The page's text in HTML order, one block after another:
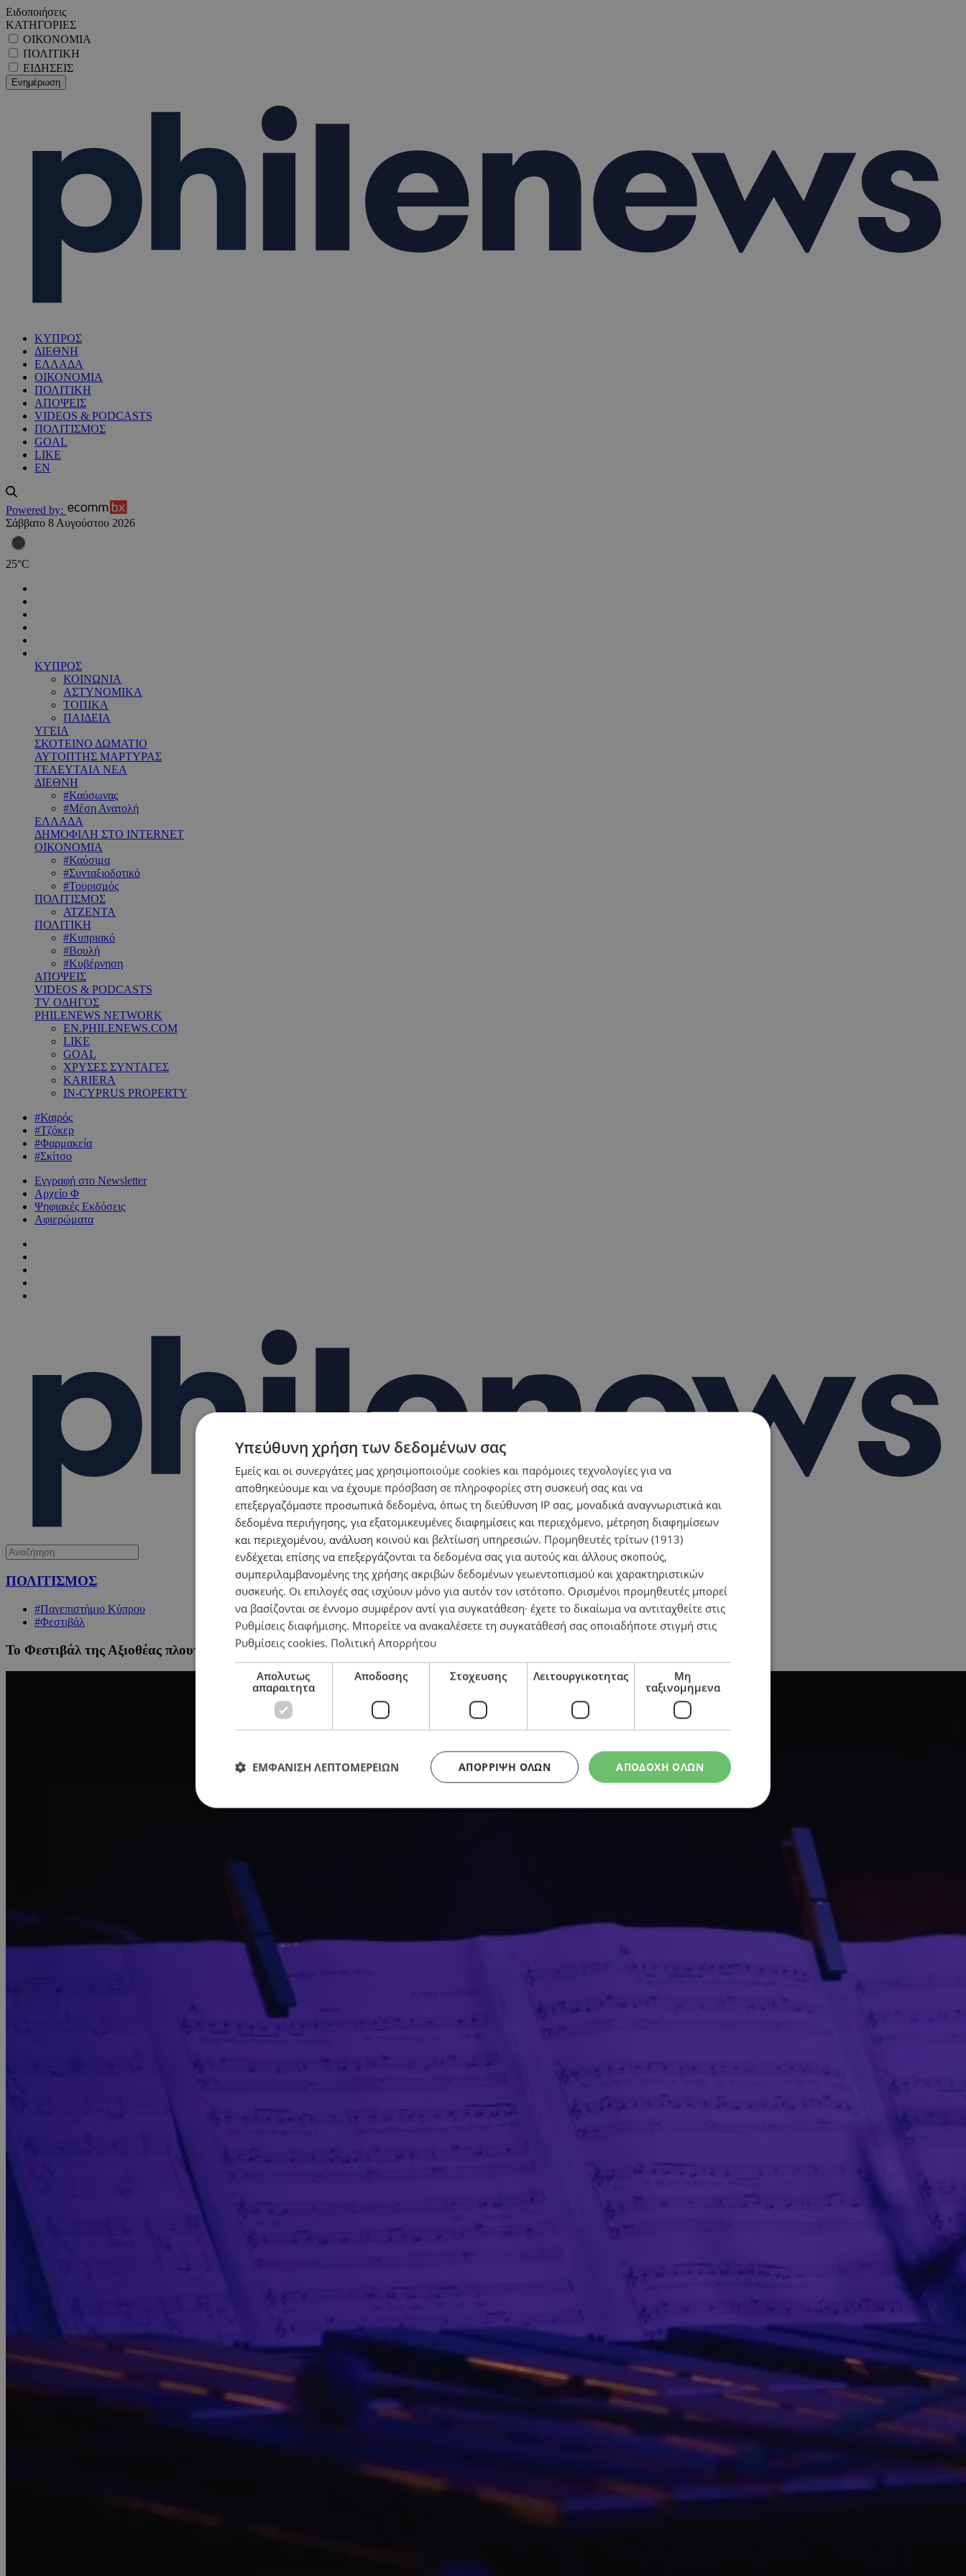
Ειδοποιήσεις
ΚΑΤΗΓΟΡΙΕΣ
ΟΙΚΟΝΟΜΙΑ
ΠΟΛΙΤΙΚΗ
ΕΙΔΗΣΕΙΣ
ΚΥΠΡΟΣ
ΔΙΕΘΝΗ
ΕΛΛΑΔΑ
ΟΙΚΟΝΟΜΙΑ
ΠΟΛΙΤΙΚΗ
ΑΠΟΨΕΙΣ
VIDEOS & PODCASTS
ΠΟΛΙΤΙΣΜΟΣ
GOAL
LIKE
EN
Powered by:
Σάββατο 8 Αυγούστου 2026
25°C
ΚΥΠΡΟΣ
ΚΟΙΝΩΝΙΑ
ΑΣΤΥΝΟΜΙΚΑ
ΤΟΠΙΚΑ
ΠΑΙΔΕΙΑ
ΥΓΕΙΑ
ΣΚΟΤΕΙΝΟ ΔΩΜΑΤΙΟ
ΑΥΤΟΠΤΗΣ ΜΑΡΤΥΡΑΣ
ΤΕΛΕΥΤΑΙΑ ΝΕΑ
ΔΙΕΘΝΗ
#Καύσωνας
#Μέση Ανατολή
ΕΛΛΑΔΑ
ΔΗΜΟΦΙΛΗ ΣΤΟ INTERNET
ΟΙΚΟΝΟΜΙΑ
#Καύσιμα
#Συνταξιοδοτικό
#Τουρισμός
ΠΟΛΙΤΙΣΜΟΣ
ΑΤΖΕΝΤΑ
ΠΟΛΙΤΙΚΗ
#Κυπριακό
#Βουλή
#Κυβέρνηση
ΑΠΟΨΕΙΣ
VIDEOS & PODCASTS
TV ΟΔΗΓΟΣ
PHILENEWS NETWORK
EN.PHILENEWS.COM
LIKE
GOAL
ΧΡΥΣΕΣ ΣΥΝΤΑΓΕΣ
KARIERA
IN-CYPRUS PROPERTY
#Καιρός
#Τζόκερ
#Φαρμακεία
#Σκίτσο
Εγγραφή στο Newsletter
Αρχείο Φ
Ψηφιακές Εκδόσεις
Αφιερώματα
ΠΟΛΙΤΙΣΜΟΣ
#Πανεπιστήμιο Κύπρου
#Φεστιβάλ
Το Φεστιβάλ της Αξιοθέας πλουτίζει για ακόμη ένα καλοκαίρι τα βράδια στη Λευκωσία
Υπεύθυνη χρήση των δεδομένων σας
Εμείς και οι συνεργάτες μας χρησιμοποιούμε cookies και παρόμοιες τεχνολογίες για να
αποθηκεύουμε και να έχουμε πρόσβαση σε πληροφορίες στη συσκευή σας και να
επεξεργαζόμαστε προσωπικά δεδομένα, όπως τη διεύθυνση IP σας, μοναδικά αναγνωριστικά και
δεδομένα περιήγησης, για εξατομικευμένες διαφημίσεις και περιεχόμενο, μέτρηση διαφημίσεων
και περιεχομένου, ανάλυση κοινού και βελτίωση υπηρεσιών. Προμηθευτές τρίτων (1913)
ενδέχεται επίσης να επεξεργάζονται τα δεδομένα σας για αυτούς και άλλους σκοπούς,
συμπεριλαμβανομένης της χρήσης ακριβών δεδομένων γεωεντοπισμού και χαρακτηριστικών
συσκευής. Οι επιλογές σας ισχύουν μόνο για αυτόν τον ιστότοπο. Ορισμένοι προμηθευτές μπορεί
να βασίζονται σε έννομο συμφέρον αντί για συγκατάθεση· έχετε το δικαίωμα να αντιταχθείτε στις
Ρυθμίσεις διαφήμισης. Μπορείτε να ανακαλέσετε τη συγκατάθεσή σας οποιαδήποτε στιγμή στις
Ρυθμίσεις cookies. Πολιτική Απορρήτου
Απολυτως
απαραιτητα
Αποδοσης Στοχευσης Λειτουργικοτητας
Μη
ταξινομημενα
ΑΠΟΔΟΧΗ ΟΛΩΝ
ΑΠΌΡΡΙΨΗ ΌΛΩΝ
ΕΜΦΑΝΙΣΗ ΛΕΠΤΟΜΕΡΕΙΩΝ